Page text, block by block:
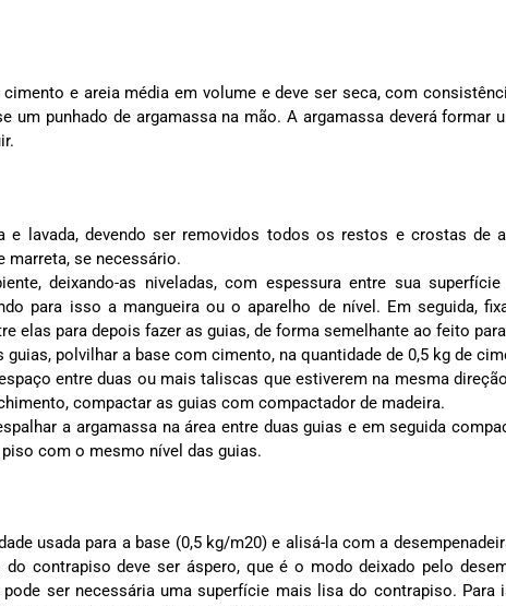
e areia média em volume e deve ser seca, com
um punhado de argamassa na mão. A argamassa deverá formar
e lavada, devendo ser removidos todos os restos e crostas de
marreta, se necessário.
deixando-as niveladas, com espessura entre sua
para isso a mangueira ou o aparelho de nível. Em seguida,
elas para depois fazer as guias, de forma semelhante ao feito
polvilhar a base com cimento, na quantidade de 0,5 kg de
entre duas ou mais taliscas que estiverem na mesma
compactar as guias com compactador de madeira.
a argamassa na área entre duas guias e em seguida
com o mesmo nível das guias.
usada para a base (0,5 kg/m20) e alisá-la com a
contrapiso deve ser áspero, que é o modo deixado pelo
ser necessária uma superfície mais lisa do contrapiso. Para